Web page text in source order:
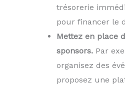
trésorerie
pour financer le
Mettez en place
sponsors. Par
organisez des
proposez une